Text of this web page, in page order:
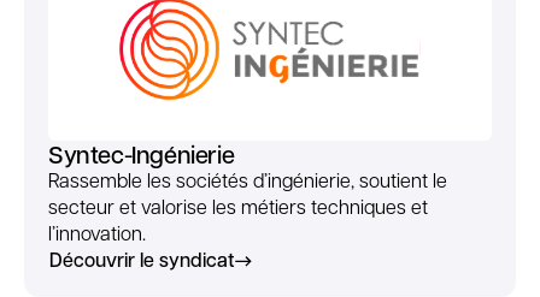
Syntec-Ingénierie
Rassemble les sociétés d’ingénierie, soutient le
secteur et valorise les métiers techniques et
l’innovation.
Découvrir le syndicat